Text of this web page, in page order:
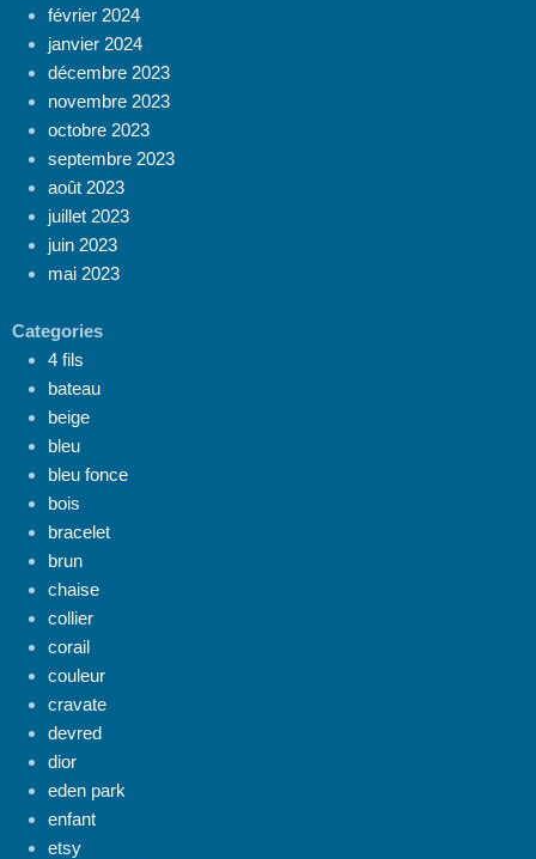
février 2024
janvier 2024
décembre 2023
novembre 2023
octobre 2023
septembre 2023
août 2023
juillet 2023
juin 2023
mai 2023
Categories
4 fils
bateau
beige
bleu
bleu fonce
bois
bracelet
brun
chaise
collier
corail
couleur
cravate
devred
dior
eden park
enfant
etsy